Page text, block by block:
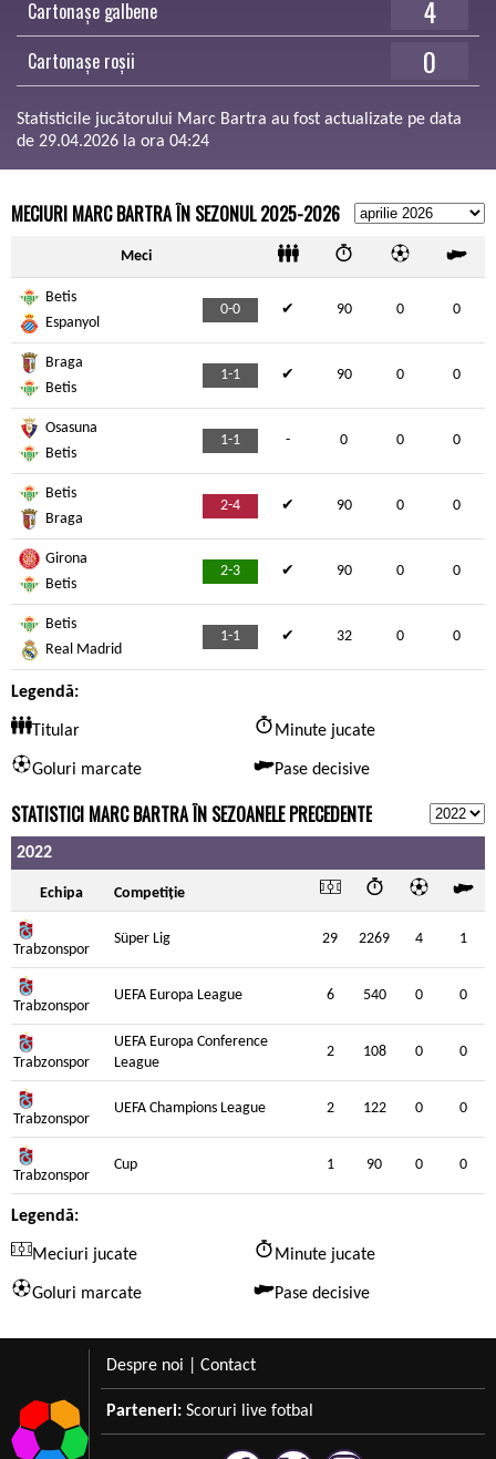
Cartonașe galbene 4
Cartonașe roșii 0
Statisticile jucătorului Marc Bartra au fost actualizate pe data
de 29.04.2026 la ora 04:24
MECIURI MARC BARTRA ÎN SEZONUL 2025-2026
Meci
Betis
0-0
Espanyol
✔ 90 0 0
Braga
1-1
Betis
✔ 90 0 0
Osasuna
1-1
Betis
- 0 0 0
Betis
2-4
Braga
✔ 90 0 0
Girona
2-3
Betis
✔ 90 0 0
Betis
1-1
Real Madrid
✔ 32 0 0
Legendă:
Titular Minute jucate
Goluri marcate Pase decisive
STATISTICI MARC BARTRA ÎN SEZOANELE PRECEDENTE
2022
Echipa Competiție
Trabzonspor
Süper Lig 29 2269 4 1
Trabzonspor
UEFA Europa League 6 540 0 0
Trabzonspor
UEFA Europa Conference
League
2 108 0 0
Trabzonspor
UEFA Champions League 2 122 0 0
Trabzonspor
Cup 1 90 0 0
Legendă:
Meciuri jucate Minute jucate
Goluri marcate Pase decisive
Despre noi Contact
Parteneri: Scoruri live fotbal